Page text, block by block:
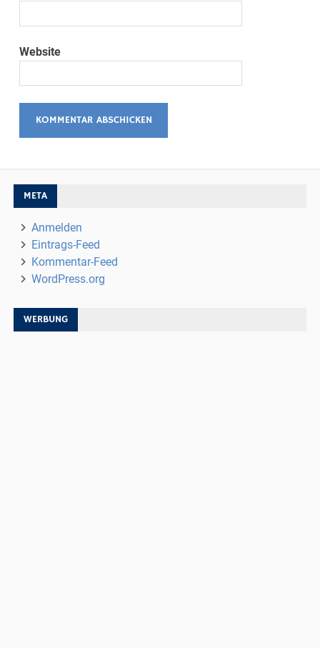
Website
META
Anmelden
Eintrags-Feed
Kommentar-Feed
WordPress.org
WERBUNG